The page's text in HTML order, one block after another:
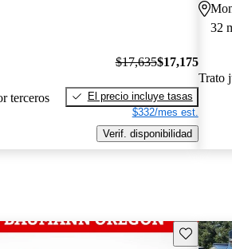
terceros
$17,635$17,175
El precio incluye tasas
$332/mes est.
Verif. disponibilidad
32
Trato
Guarda